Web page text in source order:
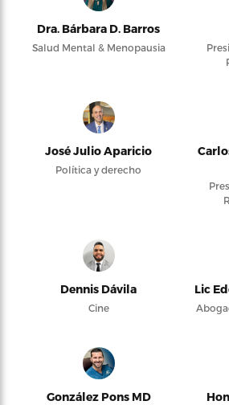
Dra. Bárbara D. Barros
Salud Mental & Menopausia
José Julio Aparicio
Política y derecho
Dennis Dávila
Cine
Lic
González Pons MD